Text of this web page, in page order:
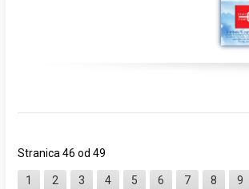
Stranica 46 od 49
1 2 3 4 5 6 7 8 9